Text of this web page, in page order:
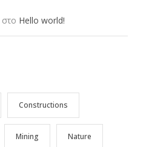
στο Hello world!
Constructions
Mining Nature